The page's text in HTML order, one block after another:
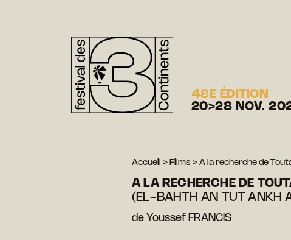
48E ÉDITION
20>28 NOV.
Accueil > Films > A la recherche de
A LA RECHERCHE DE
(EL-BAHTH AN TUT ANKH
de Youssef FRANCIS